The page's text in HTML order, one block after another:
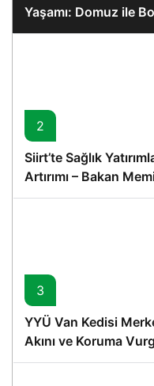
Yaşamı: Domuz ile
2
Siirt’te Sağlık
Artırımı – Bakan
3
YYÜ Van Kedisi
Akını ve Koruma